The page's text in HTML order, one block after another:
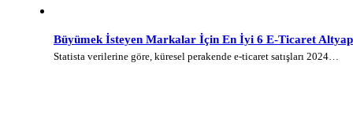
Büyümek İsteyen Markalar İçin En İyi 6 E-Ticaret
Statista verilerine göre, küresel perakende e-ticaret satışları 2024…